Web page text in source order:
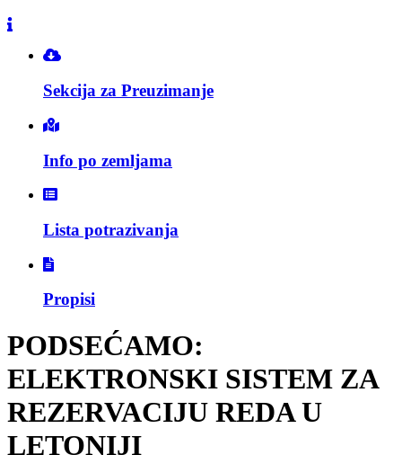
Sekcija za Preuzimanje
Info po zemljama
Lista potrazivanja
Propisi
PODSEĆAMO:
ELEKTRONSKI SISTEM ZA
REZERVACIJU REDA U
LETONIJI